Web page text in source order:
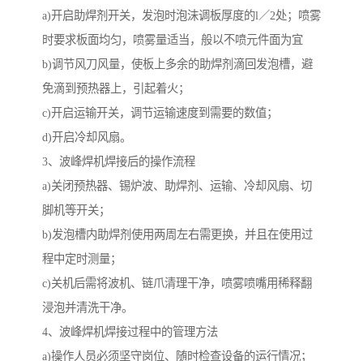
a)开启助焊剂开关，发泡时泡沫调板厚度的l／2处；喷雾
时要求板面均匀，喷雾量适当，般以不喷元件面为宜
b)调节风刀风量，使板上多余的助焊剂滴回发泡槽，避
免滴到预热器上，引起着火；
c)开启运输开关，调节运输速度到需要的数值；
d)开启冷却风扇。
3、波峰焊机焊接后的操作流程
a)关闭预热器、锡炉波、助焊剂、运输、冷却风扇、切
脚机等开关；
b)发泡槽内助焊剂使用两周左右需更换，并且在使用过
程中定时测量；
c)关机后需将波机、链爪清理干净，喷雾喷嘴用稀释翻
浸泡并清洗干净。
4、波峰焊机焊接过程中的管理方法
a)操作人员必须坚守岗位、随时检查设备的运行情况；